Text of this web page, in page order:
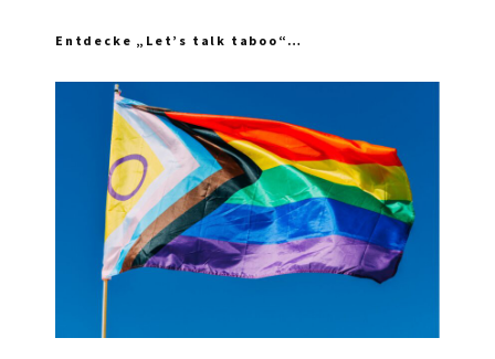
Entdecke „Let’s talk taboo“…